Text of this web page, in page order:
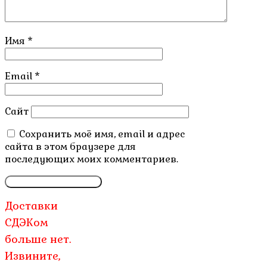
Имя *
Email *
Сайт
Сохранить моё имя, email и адрес
сайта в этом браузере для
последующих моих комментариев.
Доставки
СДЭКом
больше нет.
Извините,